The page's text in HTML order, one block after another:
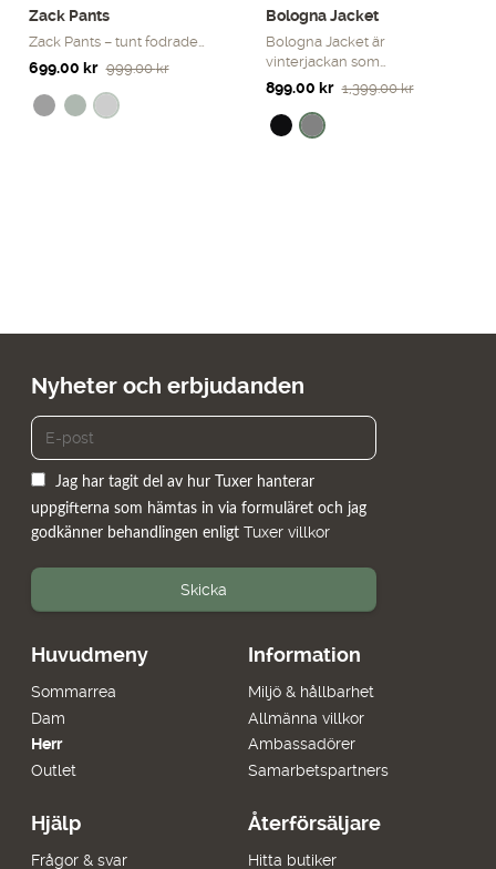
Zack Pants
Zack Pants – tunt fodrade…
999.00kr
Det
ursprungliga
priset
699.00 kr
Det
nuvarande
priset
Bologna Jacket
Bologna Jacket är
vinterjackan som…
1,399.00kr
Det
ursprungliga
priset
899.00 kr
Det
nuvarande
priset
Huvudmeny
Sommarrea
Dam
Herr
Outlet
Information
Miljö & hållbarhet
Allmänna villkor
Ambassadörer
Samarbetspartners
Hjälp
Frågor & svar
Återförsäljare
Hitta butiker
Nyheter och erbjudanden
Jag har tagit del av hur Tuxer hanterar
uppgifterna som hämtas in via formuläret och jag
godkänner behandlingen enligt Tuxer villkor
Skicka